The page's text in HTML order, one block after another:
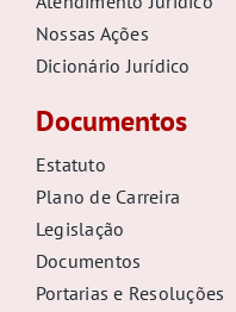
Nossas Ações
Dicionário Jurídico
Documentos
Estatuto
Plano de Carreira
Legislação
Documentos
Portarias e Resoluções